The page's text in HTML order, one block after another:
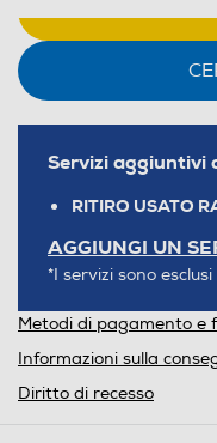
Servizi aggiuntivi
RITIRO USATO
AGGIUNGI UN
*I servizi sono
Metodi di pagamento e
Informazioni sulla
Diritto di recesso